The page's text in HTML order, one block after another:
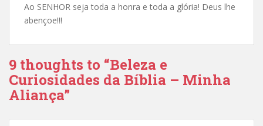
Ao SENHOR seja toda a honra e toda a glória! Deus lhe
abençoe!!!
9 thoughts to “Beleza e
Curiosidades da Bíblia – Minha
Aliança”